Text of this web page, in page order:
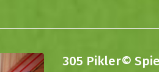
305 Pikler©